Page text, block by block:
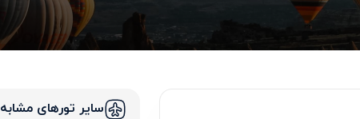
سایر تورهای مشابه